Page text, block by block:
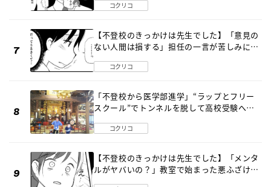
コクリコ
【不登校のきっかけは先生でした】「意見の
ない人間は損する」担任の一言が苦しみに…
コクリコ
「不登校から医学部進学」“ラップとフリー
スクール”でトンネルを脱して高校受験へ
コクリコ
【不登校のきっかけは先生でした】「メンタ
ルがヤバいの？」教室で始まった悪ふざけ